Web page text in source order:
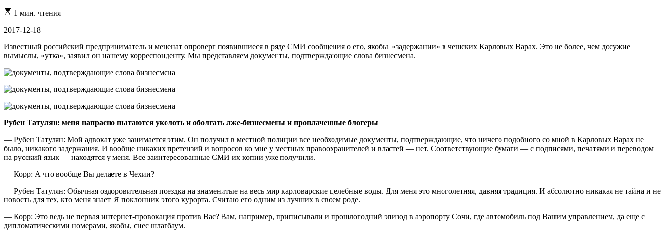
Расчетное
чтения
1 мин. чтения
2017-12-18
Известный российский предприниматель и меценат опроверг появившиеся в ряде СМИ сообщения о его, якобы, «задержании» в чешских Карловых Варах. Это не более, чем досужие
вымыслы, «утка», заявил он нашему корреспонденту. Мы представляем документы, подтверждающие слова бизнесмена.
Рубен Татулян: меня напрасно пытаются уколоть и оболгать лже-бизнесмены и проплаченные блогеры
— Рубен Татулян: Мой адвокат уже занимается этим. Он получил в местной полиции все необходимые документы, подтверждающие, что ничего подобного со мной в Карловых Варах не
было, никакого задержания. И вообще никаких претензий и вопросов ко мне у местных правоохранителей и властей — нет. Соответствующие бумаги — с подписями, печатями и переводом
на русский язык — находятся у меня. Все заинтересованные СМИ их копии уже получили.
— Корр: А что вообще Вы делаете в Чехии?
— Рубен Татулян: Обычная оздоровительная поездка на знаменитые на весь мир карловарские целебные воды. Для меня это многолетняя, давняя традиция. И абсолютно никакая не тайна и не
новость для тех, кто меня знает. Я поклонник этого курорта. Считаю его одним из лучших в своем роде.
— Корр: Это ведь не первая интернет-провокация против Вас? Вам, например, приписывали и прошлогодний эпизод в аэропорту Сочи, где автомобиль под Вашим управлением, да еще с
дипломатическими номерами, якобы, снес шлагбаум.